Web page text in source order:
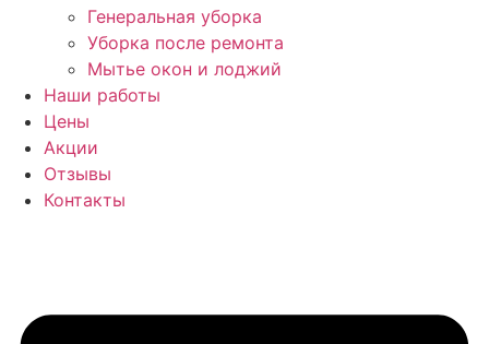
Генеральная уборка
Уборка после ремонта
Мытье окон и лоджий
Наши работы
Цены
Акции
Отзывы
Контакты